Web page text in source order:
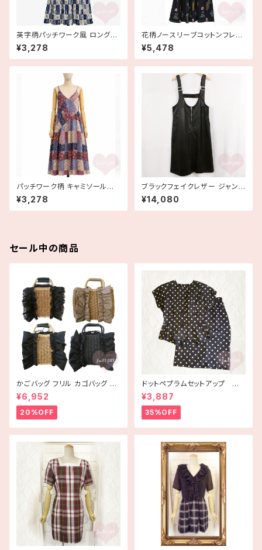
英字柄パッチワーク風 ロングキ
ャミワンピース アルファベット
¥3,278
花柄ノースリーブコットンフレア
ワンピース ブラック
¥5,478
パッチワーク柄 キャミソールロ
ングワンピース 花柄
¥3,278
ブラックフェイクレザー ジャンパ
ースカート サロペットスカート
¥14,080
セール中の商品
かごバッグ フリル カゴバッグ ba
g 手編み ハンドメイド
¥6,952
20%OFF
ドットペプラムセットアップ 古
着
¥3,887
35%OFF